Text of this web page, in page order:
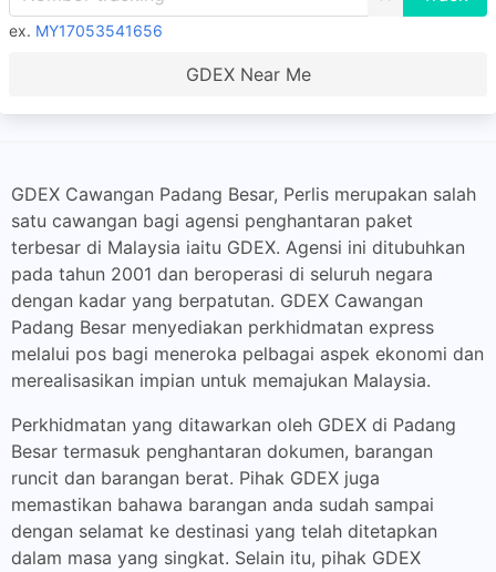
ex. MY17053541656
GDEX Near Me
GDEX Cawangan Padang Besar, Perlis merupakan salah
satu cawangan bagi agensi penghantaran paket
terbesar di Malaysia iaitu GDEX. Agensi ini ditubuhkan
pada tahun 2001 dan beroperasi di seluruh negara
dengan kadar yang berpatutan. GDEX Cawangan
Padang Besar menyediakan perkhidmatan express
melalui pos bagi meneroka pelbagai aspek ekonomi dan
merealisasikan impian untuk memajukan Malaysia.
Perkhidmatan yang ditawarkan oleh GDEX di Padang
Besar termasuk penghantaran dokumen, barangan
runcit dan barangan berat. Pihak GDEX juga
memastikan bahawa barangan anda sudah sampai
dengan selamat ke destinasi yang telah ditetapkan
dalam masa yang singkat. Selain itu, pihak GDEX